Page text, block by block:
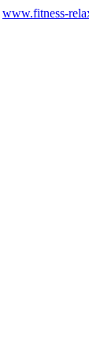
www.fitness-